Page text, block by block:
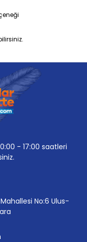
- 17:00 saatleri
No:6 Ulus-